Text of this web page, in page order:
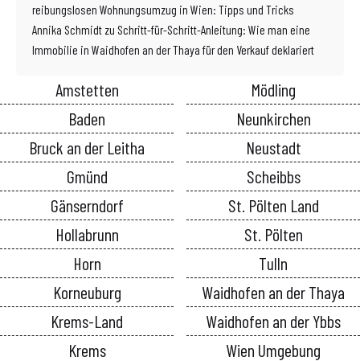
reibungslosen Wohnungsumzug in Wien: Tipps und Tricks
Annika Schmidt zu Schritt-für-Schritt-Anleitung: Wie man eine
Immobilie in Waidhofen an der Thaya für den Verkauf deklariert
Amstetten
Baden
Bruck an der Leitha
Gmünd
Gänserndorf
Hollabrunn
Horn
Korneuburg
Krems-Land
Krems
Mödling
Neunkirchen
Neustadt
Scheibbs
St. Pölten Land
St. Pölten
Tulln
Waidhofen an der Thaya
Waidhofen an der Ybbs
Wien Umgebung